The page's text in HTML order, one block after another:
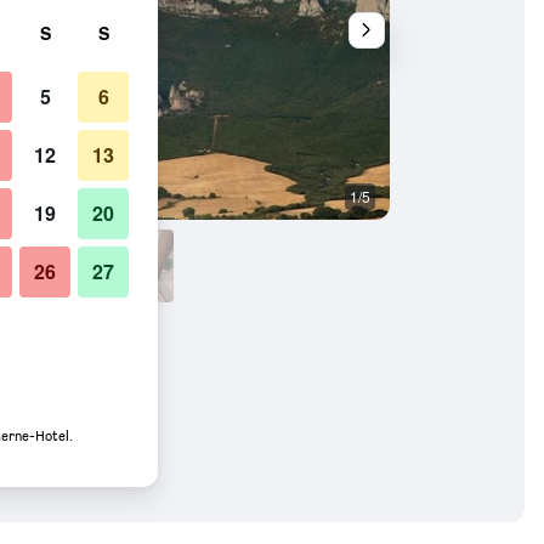
1/5
S S
5 6
12 13
19 20
26 27
Hotel.